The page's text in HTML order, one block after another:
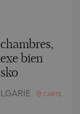
bien
CARTE